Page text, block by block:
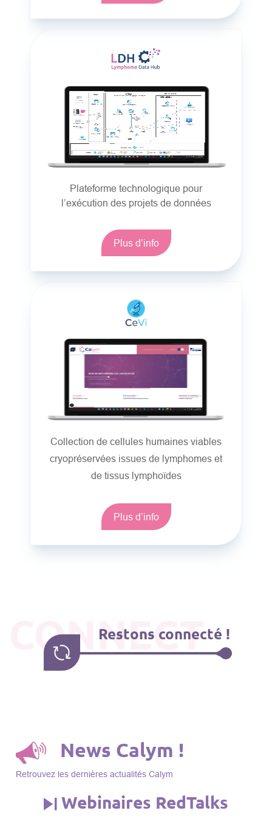
Plateforme technologique pour
l’exécution des projets de données
Plus d’info
Collection de cellules humaines viables
cryopréservées issues de lymphomes et
de tissus lymphoïdes
Plus d’info
CONNECT
Restons connecté !
News Calym !
Retrouvez les dernières actualités Calym
Webinaires RedTalks